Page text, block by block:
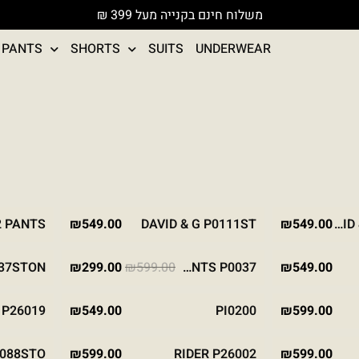
משלוח חינם בקנייה מעל 399 ₪
PANTS SHORTS SUITS
UNDERWEAR
DAVID & G P0111 BROWN
₪549.00
STONE
DAVID & G P0111ST
₪549.00
PANTS
₪549.00
מבצע
BLACK
CLASSIC PANTS P0037
₪599.00
המחיר המקורי היה: ₪599.00.
₪299.00
המחיר הנוכחי
₪599.00
BLACKPI0200
₪549.00
P26019
₪599.00
BLACK
BROWN
RIDER P26002
₪599.00